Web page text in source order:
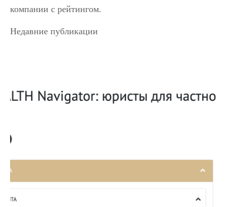
компании с рейтингом.
Недавние публикации